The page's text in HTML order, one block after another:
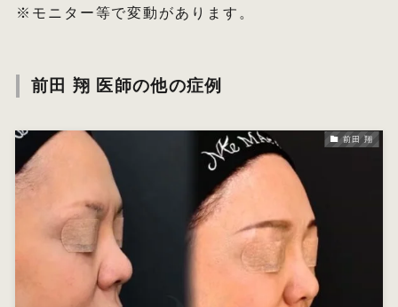
※モニター等で変動があります。
前田 翔 医師の他の症例
前田 翔